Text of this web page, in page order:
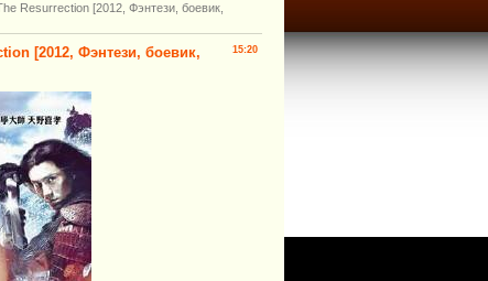
Resurrection [2012, Фэнтези, боевик,
15:20
[2012, Фэнтези, боевик,